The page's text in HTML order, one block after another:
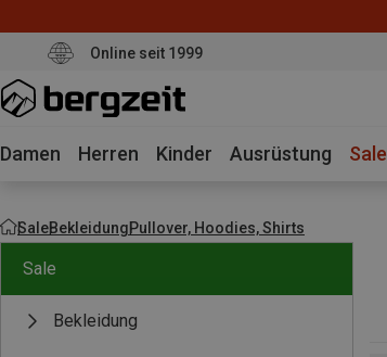
Online seit 1999
Damen Herren Kinder Ausrüstung Sale
SaleBekleidungPullover, Hoodies, Shirts
Sale
Bekleidung